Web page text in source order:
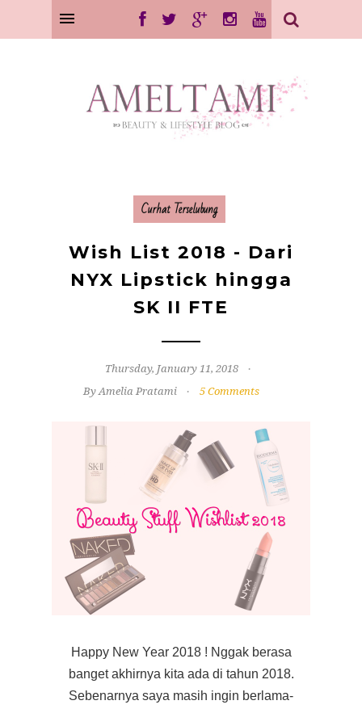
Curhat Terselubung
Wish List 2018 - Dari
NYX Lipstick hingga
SK II FTE
Thursday, January 11, 2018
By Amelia Pratami
5 Comments
Happy New Year 2018 ! Nggak berasa
banget akhirnya kita ada di tahun 2018.
Sebenarnya saya masih ingin berlama-